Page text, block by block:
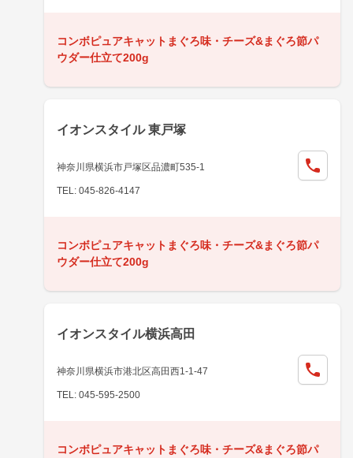
コンボピュアキャットまぐろ味・チーズ&まぐろ節パ
ウダー仕立て200g
イオンスタイル 東戸塚
神奈川県横浜市戸塚区品濃町535-1
TEL: 045-826-4147
コンボピュアキャットまぐろ味・チーズ&まぐろ節パ
ウダー仕立て200g
イオンスタイル横浜高田
神奈川県横浜市港北区高田西1-1-47
TEL: 045-595-2500
コンボピュアキャットまぐろ味・チーズ&まぐろ節パ